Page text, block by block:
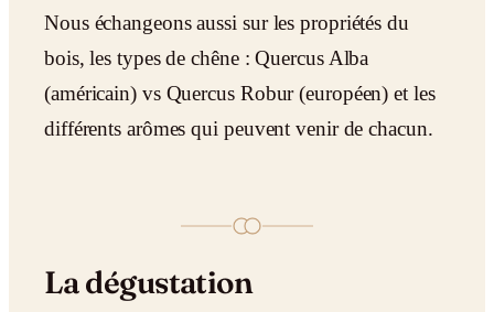
Nous échangeons aussi sur les propriétés du
bois, les types de chêne : Quercus Alba
(américain) vs Quercus Robur (européen) et les
différents arômes qui peuvent venir de chacun.
La dégustation